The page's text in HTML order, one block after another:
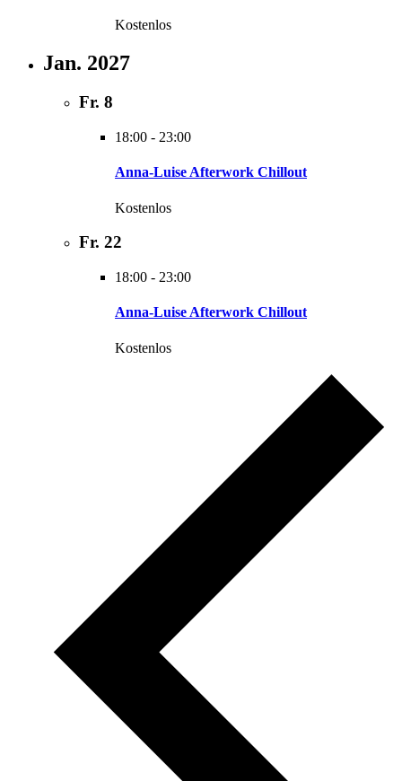
Kostenlos
Jan. 2027
Fr. 8
18:00 - 23:00
Anna-Luise Afterwork Chillout
Kostenlos
Fr. 22
18:00 - 23:00
Anna-Luise Afterwork Chillout
Kostenlos